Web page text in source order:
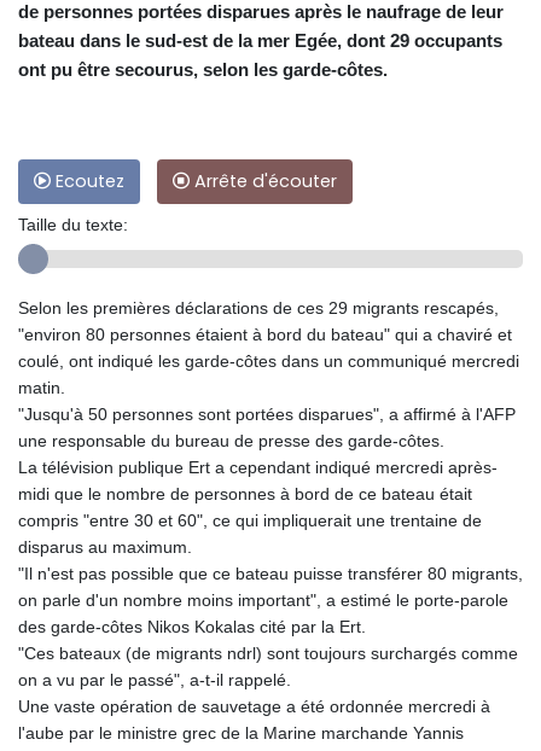
de personnes portées disparues après le naufrage de leur
bateau dans le sud-est de la mer Egée, dont 29 occupants
ont pu être secourus, selon les garde-côtes.
Ecoutez Arrête d'écouter
Taille du texte:
Selon les premières déclarations de ces 29 migrants rescapés,
"environ 80 personnes étaient à bord du bateau" qui a chaviré et
coulé, ont indiqué les garde-côtes dans un communiqué mercredi
matin.
"Jusqu'à 50 personnes sont portées disparues", a affirmé à l'AFP
une responsable du bureau de presse des garde-côtes.
La télévision publique Ert a cependant indiqué mercredi après-
midi que le nombre de personnes à bord de ce bateau était
compris "entre 30 et 60", ce qui impliquerait une trentaine de
disparus au maximum.
"Il n'est pas possible que ce bateau puisse transférer 80 migrants,
on parle d'un nombre moins important", a estimé le porte-parole
des garde-côtes Nikos Kokalas cité par la Ert.
"Ces bateaux (de migrants ndrl) sont toujours surchargés comme
on a vu par le passé", a-t-il rappelé.
Une vaste opération de sauvetage a été ordonnée mercredi à
l'aube par le ministre grec de la Marine marchande Yannis